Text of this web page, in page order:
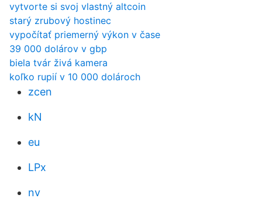
vytvorte si svoj vlastný altcoin
starý zrubový hostinec
vypočítať priemerný výkon v čase
39 000 dolárov v gbp
biela tvár živá kamera
koľko rupií v 10 000 dolároch
zcen
kN
eu
LPx
nv